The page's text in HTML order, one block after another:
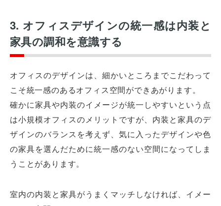
3. オフィスデザインの統一感は内装と
家具の調和を意識する
オフィスのデザインは、細かいところまでこだわって
こそ統一感のあるオフィス空間ができあがります。
確かに家具や内装のイメージが統一しやすいという点
は小規模オフィスのメリットですが、内装と家具のデ
ザインのバランスを考えず、気に入ったデザインや色
の家具を選んだために統一感のない空間になってしま
うことがあります。
室内の内装と家具がうまくマッチしなければ、イメー